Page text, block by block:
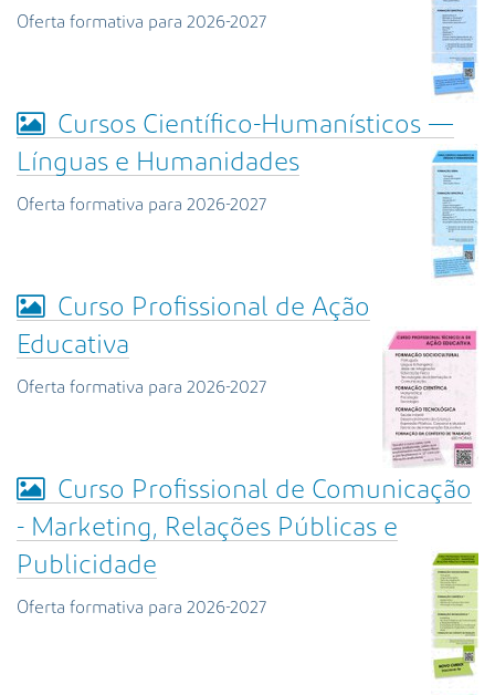
Oferta formativa para 2026-2027
Cursos Científico-Humanísticos —
Línguas e Humanidades
Oferta formativa para 2026-2027
Curso Profissional de Ação
Educativa
Oferta formativa para 2026-2027
Curso Profissional de Comunicação
- Marketing, Relações Públicas e
Publicidade
Oferta formativa para 2026-2027